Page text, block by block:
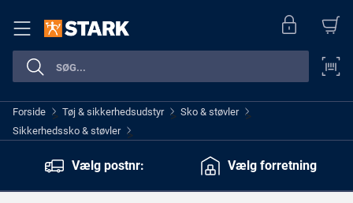
Forside > Tøj & sikkerhedsudstyr > Sko & støvler >
Sikkerhedssko & støvler >
Vælg postnr:
Vælg forretning